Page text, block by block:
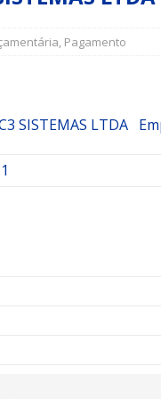
apresenta Indicação
, Pagamento
SISTEMAS LTDA